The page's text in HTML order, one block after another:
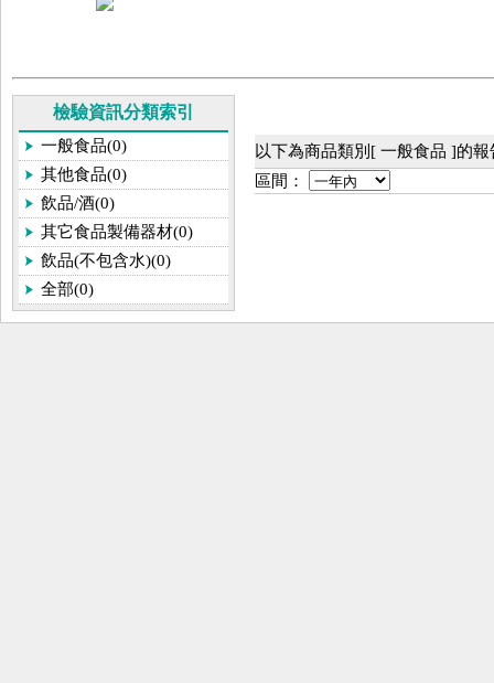
檢驗資訊分類索引
一般食品(0)
其他食品(0)
飲品/酒(0)
其它食品製備器材(0)
飲品(不包含水)(0)
全部(0)
以下為商品類別[ 一般食品 ]的
區間：